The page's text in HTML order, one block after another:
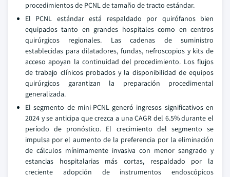
procedimientos de PCNL de tamaño de tracto estándar.
El PCNL estándar está respaldado por quirófanos bien
equipados tanto en grandes hospitales como en centros
quirúrgicos regionales. Las cadenas de suministro
establecidas para dilatadores, fundas, nefroscopios y kits de
acceso apoyan la continuidad del procedimiento. Los flujos
de trabajo clínicos probados y la disponibilidad de equipos
quirúrgicos garantizan la preparación procedimental
generalizada.
El segmento de mini-PCNL generó ingresos significativos en
2024 y se anticipa que crezca a una CAGR del 6.5% durante el
período de pronóstico. El crecimiento del segmento se
impulsa por el aumento de la preferencia por la eliminación
de cálculos mínimamente invasiva con menor sangrado y
estancias hospitalarias más cortas, respaldado por la
creciente adopción de instrumentos endoscópicos